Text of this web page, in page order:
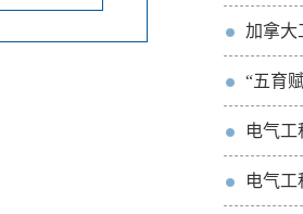
加拿大
“五育
电气工
电气工